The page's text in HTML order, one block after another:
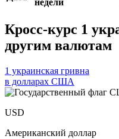
недели
Кросс-курс 1
другим валютам
1 украинская гривна
в долларах США
USD
Американский доллар